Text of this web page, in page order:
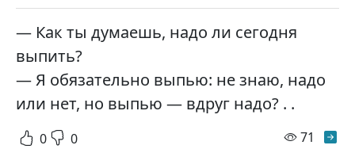
— Как ты думаешь, надо ли сегодня
выпить?
— Я обязательно выпью: не знаю, надо
или нет, но выпью — вдруг надо? . .
0 0 71